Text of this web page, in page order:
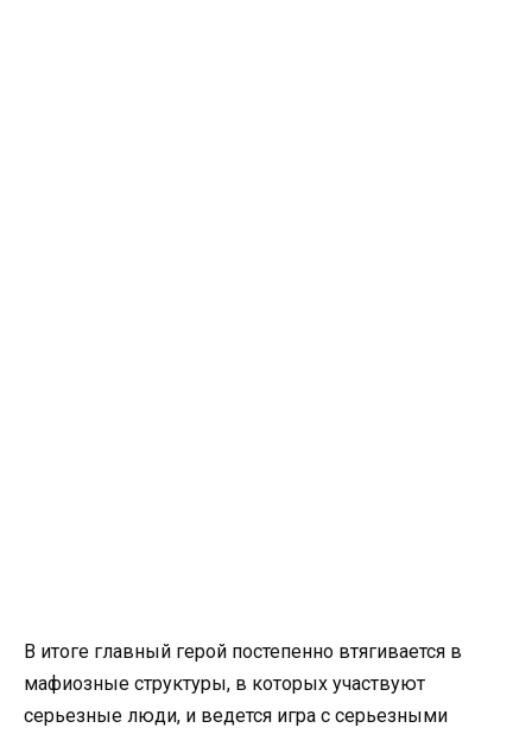
В итоге главный герой постепенно втягивается в
мафиозные структуры, в которых участвуют
серьезные люди, и ведется игра с серьезными